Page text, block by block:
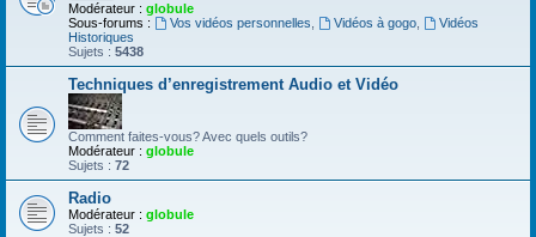
Modérateur : globule
Sous-forums :
Vos vidéos personnelles Vidéos à gogo,
Vidéos
Historiques
Sujets : 5438
Techniques d’enregistrement Audio et Vidéo
Comment faites-vous? Avec quels outils?
Modérateur : globule
Sujets : 72
Radio
Modérateur : globule
Sujets : 52